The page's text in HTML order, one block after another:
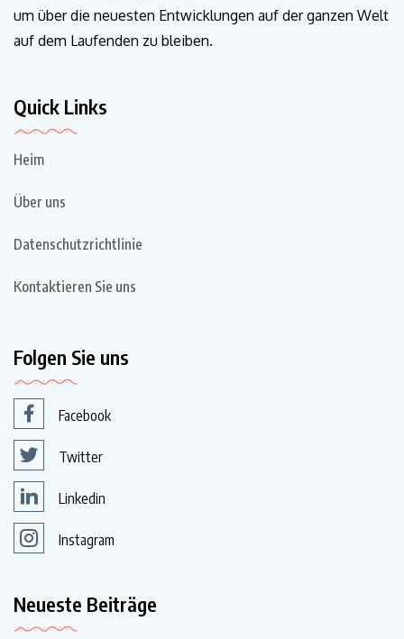
um über die neuesten Entwicklungen auf der ganzen Welt
auf dem Laufenden zu bleiben.
Quick Links
Heim
Über uns
Datenschutzrichtlinie
Kontaktieren Sie uns
Folgen Sie uns
Facebook
Twitter
Linkedin
Instagram
Neueste Beiträge